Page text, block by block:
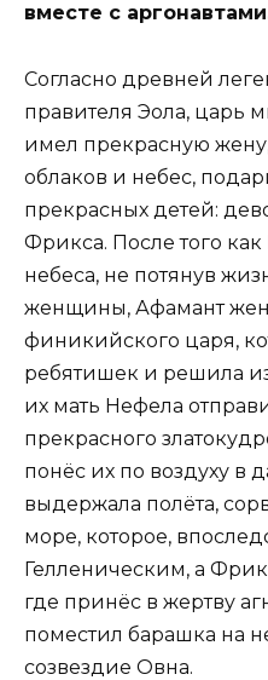
вместе с
Согласно древней
правителя Эола, царь
имел прекрасную
облаков и небес,
прекрасных детей:
Фрикса. После того
небеса, не потянув
женщины, Афамант
финикийского царя,
ребятишек и решила
их мать Нефела
прекрасного
понёс их по воздуху в
выдержала полёта,
море, которое,
Гелленическим, а
где принёс в жертву
поместил барашка на
созвездие Овна.